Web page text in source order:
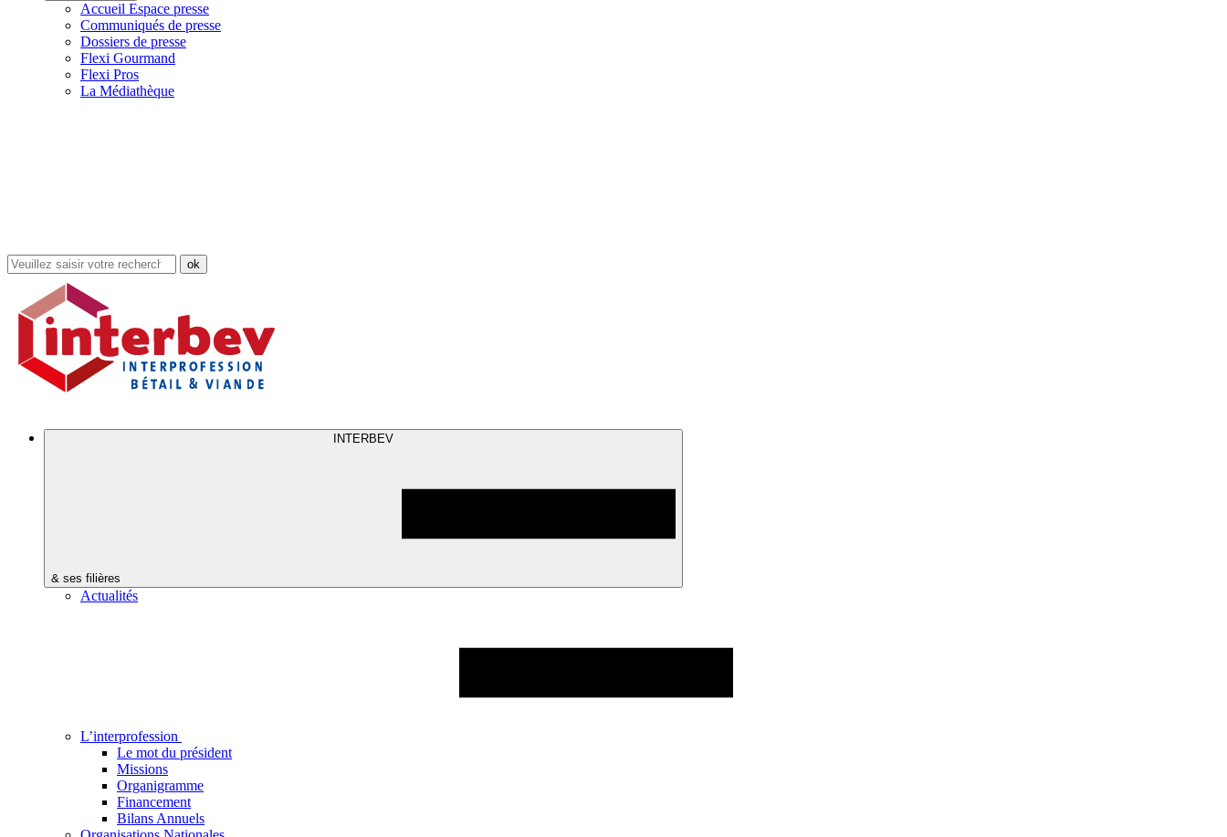
Accueil Espace presse
Communiqués de presse
Dossiers de presse
Flexi Gourmand
Flexi Pros
La Médiathèque
Rechercher
dans
site
INTERBEV
& ses filières
Actualités
L’interprofession
Le mot du président
Missions
Organigramme
Financement
Bilans Annuels